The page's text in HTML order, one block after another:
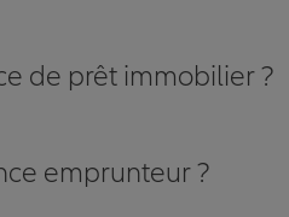
de prêt immobilier ?
emprunteur ?